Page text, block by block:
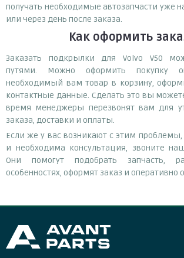
получать необходимые автозапчасти уже
или через день после заказа.
Как оформить
Заказать подкрылки для Volvo V50
путями. Можно оформить покупку
необходимый вам товар в корзину,
контактные данные. Сделать это вы
время менеджеры перезвонят вам для
заказа, доставки и оплаты.
Если же у вас возникают с этим
и необходима консультация, звоните
Они помогут подобрать запчасть,
особенностях, оформят заказ и оперативно